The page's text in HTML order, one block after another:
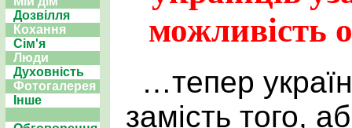
Дозвілля
Кохання
Сім'я
Люди
Духовність
Фотогалерея
Інше
можливість
…тепер
замість того,